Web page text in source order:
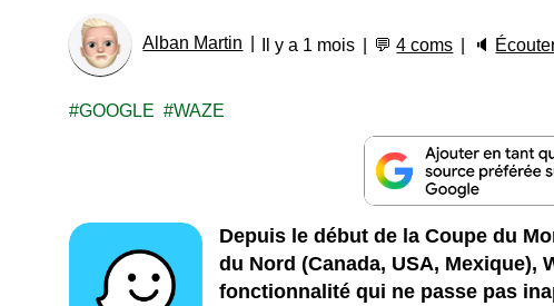
Alban Martin Il y a 1 mois 💬4 coms 🔈
GOOGLE WAZE
Depuis le début de la Coupe du
du Nord (Canada, USA, Mexique),
fonctionnalité qui ne passe pas